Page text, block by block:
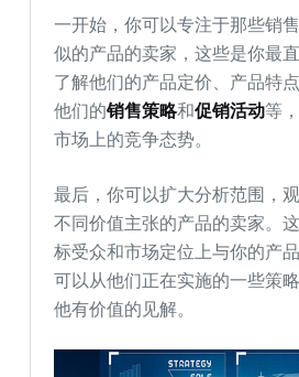
一开始，你可以专注于那些销
似的产品的卖家，这些是你最
了解他们的产品定价、产品特
他们的销售策略和促销活动等
市场上的竞争态势。
最后，你可以扩大分析范围，
不同价值主张的产品的卖家。
标受众和市场定位上与你的产
可以从他们正在实施的一些策
他有价值的见解。